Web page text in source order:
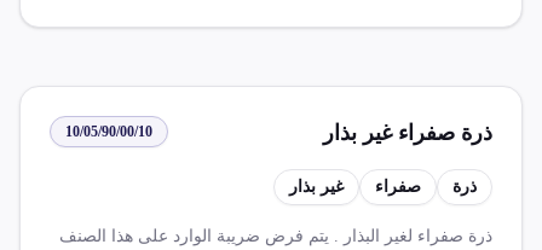
ذرة صفراء غير بذار 10/05/90/00/10
ذرة صفراء غير بذار
ذرة صفراء لغير البذار . يتم فرض ضريبة الوارد على هذا الصنف